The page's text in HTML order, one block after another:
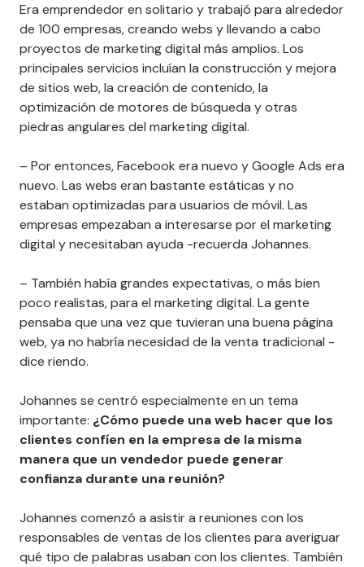
Era emprendedor en solitario y trabajó para alrededor
de 100 empresas, creando webs y llevando a cabo
proyectos de marketing digital más amplios. Los
principales servicios incluían la construcción y mejora
de sitios web, la creación de contenido, la
optimización de motores de búsqueda y otras
piedras angulares del marketing digital.
– Por entonces, Facebook era nuevo y Google Ads era
nuevo. Las webs eran bastante estáticas y no
estaban optimizadas para usuarios de móvil. Las
empresas empezaban a interesarse por el marketing
digital y necesitaban ayuda -recuerda Johannes.
– También había grandes expectativas, o más bien
poco realistas, para el marketing digital. La gente
pensaba que una vez que tuvieran una buena página
web, ya no habría necesidad de la venta tradicional -
dice riendo.
Johannes se centró especialmente en un tema
importante: ¿Cómo puede una web hacer que los
clientes confíen en la empresa de la misma
manera que un vendedor puede generar
confianza durante una reunión?
Johannes comenzó a asistir a reuniones con los
responsables de ventas de los clientes para averiguar
qué tipo de palabras usaban con los clientes. También